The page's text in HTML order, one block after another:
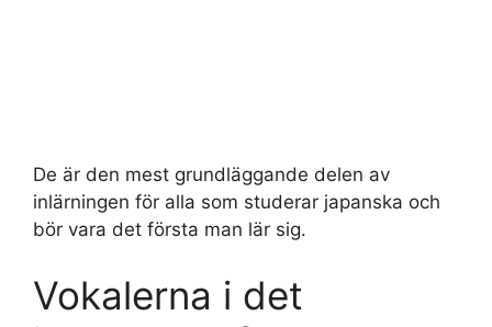
De är den mest grundläggande delen av
inlärningen för alla som studerar japanska och
bör vara det första man lär sig.
Vokalerna i det